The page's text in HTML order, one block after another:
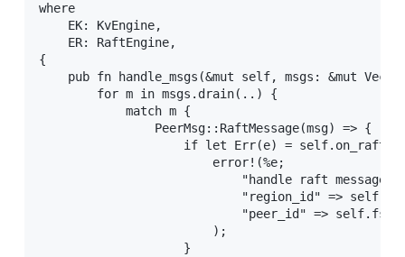
where
    EK: KvEngine,
    ER: RaftEngine,
{
pub fn handle_msgs(&mut self, msgs: &mut
        for m in msgs.drain(..) {
            match m {
                PeerMsg::RaftMessage(msg) => {
if let Err(e) =
                        error!(%e;
"handle raft message
"region_id" =>
"peer_id" =>
                        );
                    }